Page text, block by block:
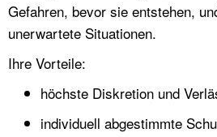
Gefahren, bevor sie entstehen,
unerwartete Situationen.
Ihre Vorteile:
höchste Diskretion und
individuell abgestimmte